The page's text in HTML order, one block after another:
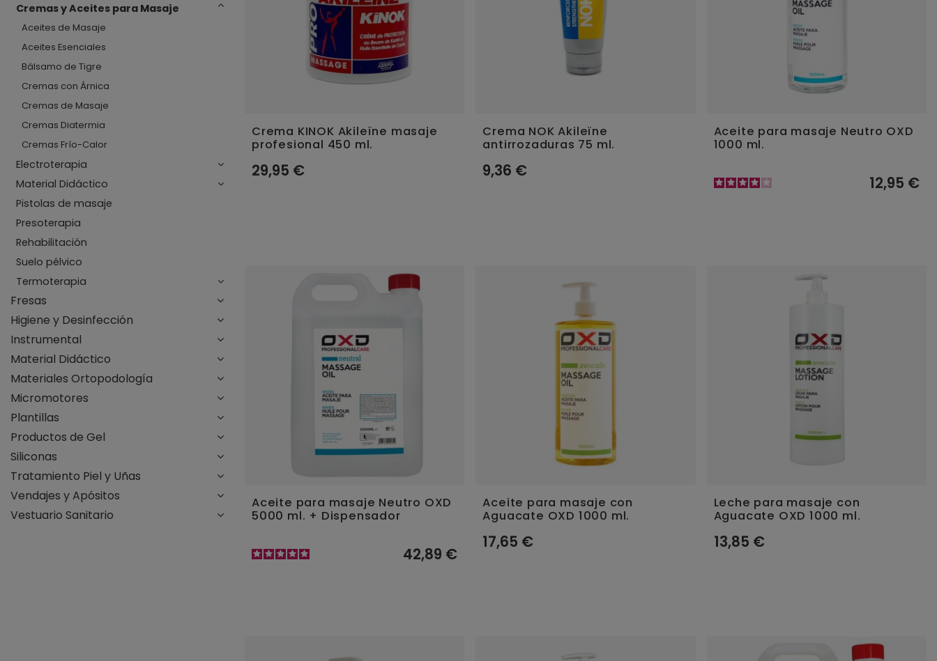
Crema KINOK Akileïne masaje
profesional 450 ml.
29,95 €
Crema NOK Akileïne
antirrozaduras 75 ml.
9,36 €
Aceite para masaje Neutro OXD
1000 ml.
12,95 €
Aceite para masaje Neutro OXD
5000 ml. + Dispensador
42,89 €
Aceite para masaje con
Aguacate OXD 1000 ml.
17,65 €
Leche para masaje con
Aguacate OXD 1000 ml.
13,85 €
Cremas y Aceites para Masaje
Aceites de Masaje
Aceites Esenciales
Bálsamo de Tigre
Cremas con Árnica
Cremas de Masaje
Cremas Diatermia
Cremas Frío-Calor
Electroterapia
Material Didáctico
Pistolas de masaje
Presoterapia
Rehabilitación
Suelo pélvico
Termoterapia
Fresas
Higiene y Desinfección
Instrumental
Material Didáctico
Materiales Ortopodología
Micromotores
Plantillas
Productos de Gel
Siliconas
Tratamiento Piel y Uñas
Vendajes y Apósitos
Vestuario Sanitario